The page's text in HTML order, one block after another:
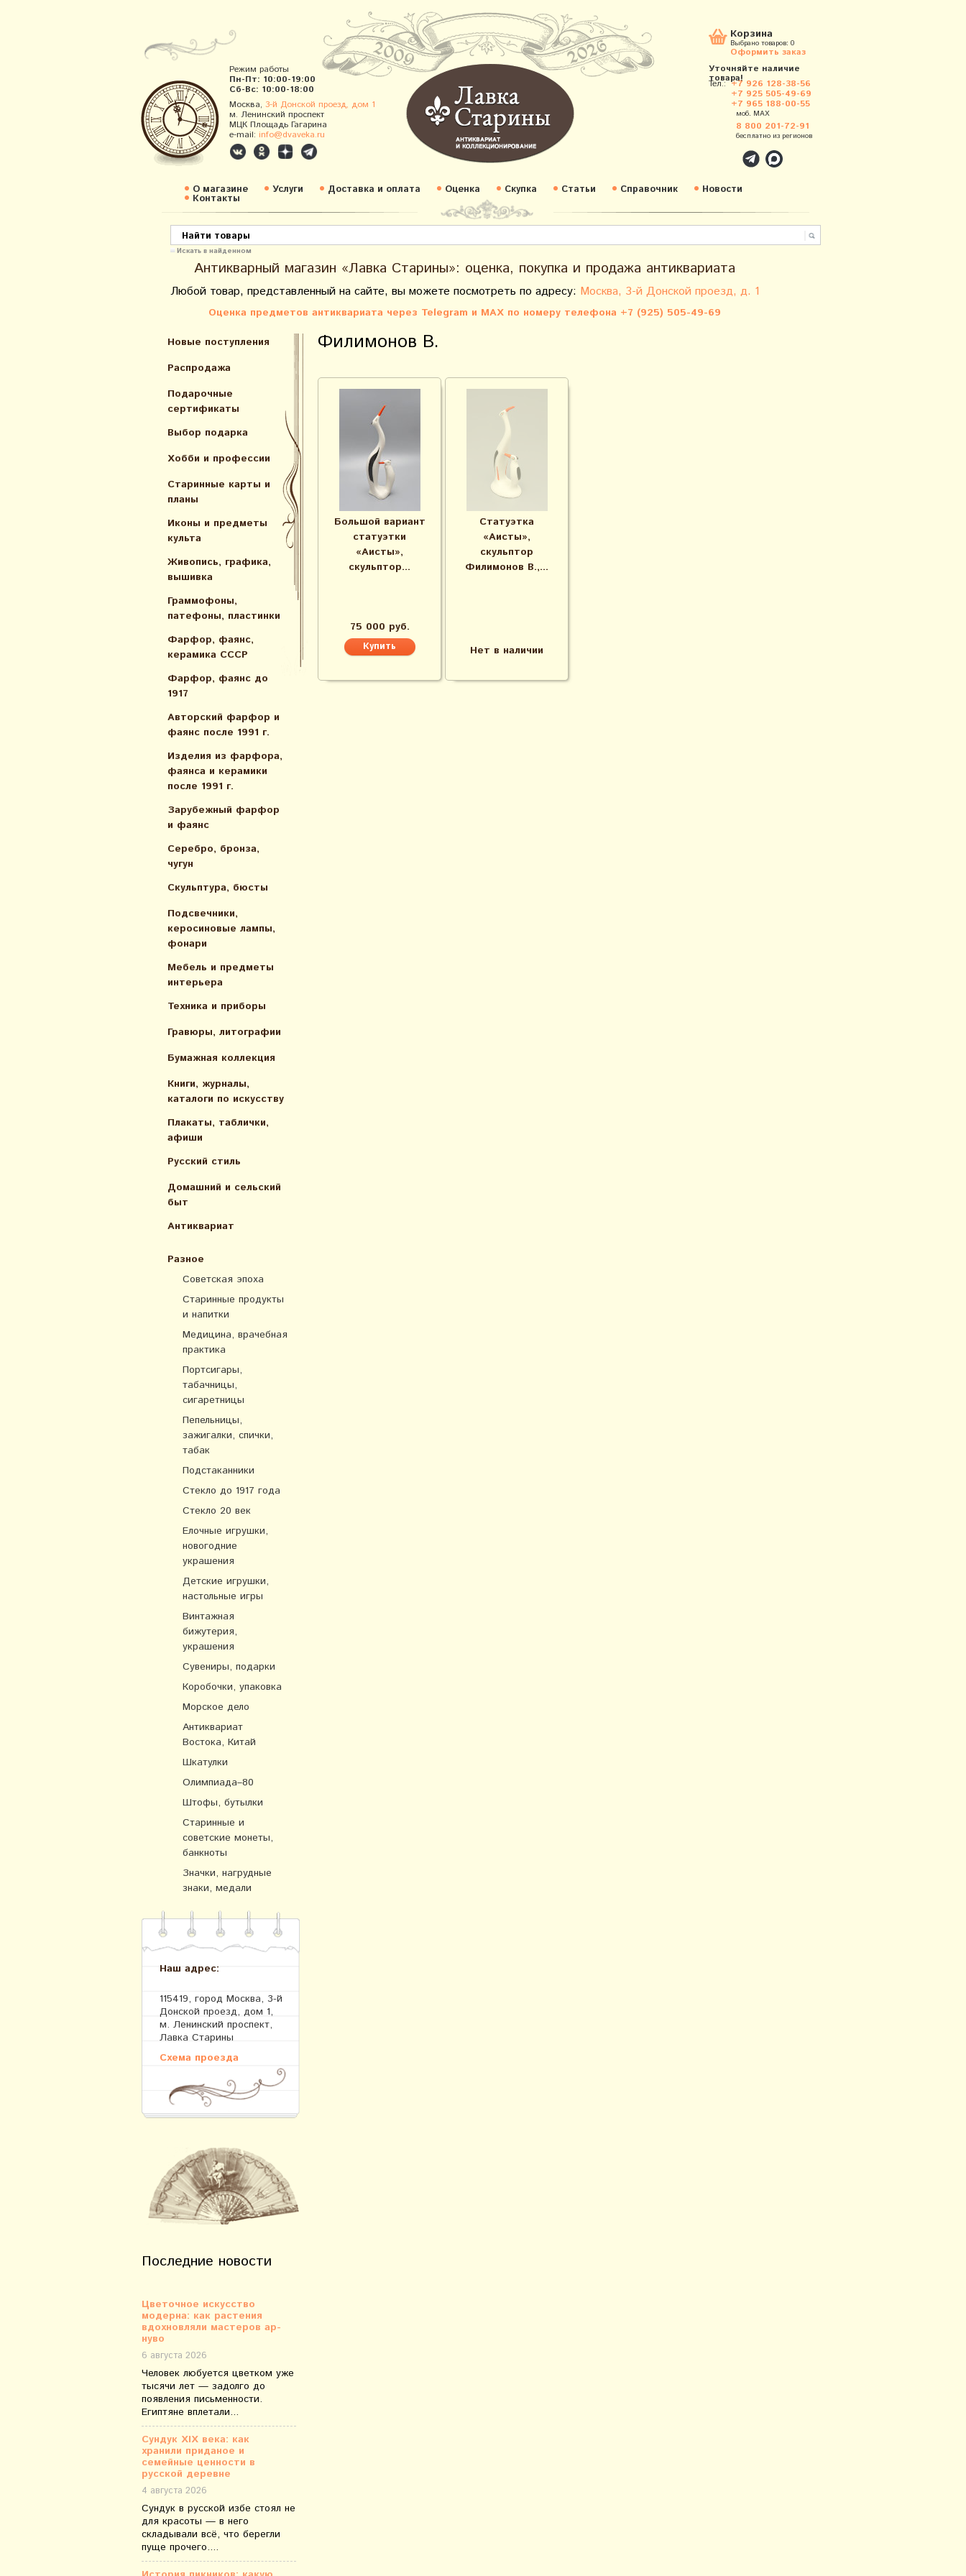
Режим работы
Пн-Пт: 10:00-19:00
Сб-Вс: 10:00-18:00
Москва, 3-й Донской проезд, дом 1
м. Ленинский проспект
МЦК Площадь Гагарина
e-mail: info@dvaveka.ru
Корзина
Выбрано товаров: 0
Оформить заказ
Уточняйте наличие
товара!
Тел.: +7 926 128-38-56
+7 925 505-49-69
+7 965 188-00-55
моб. MAX
8 800 201-72-91
бесплатно из регионов
О магазине Услуги Доставка и оплата Оценка Скупка Статьи Справочник Новости
Контакты
Искать в найденном
Антикварный магазин «Лавка Старины»: оценка, покупка и продажа антиквариата
Любой товар, представленный на сайте, вы можете посмотреть по адресу: Москва, 3-й Донской проезд, д. 1
Оценка предметов антиквариата через Telegram и MAX по номеру телефона +7 (925) 505-49-69
Новые поступления
Распродажа
Подарочные
сертификаты
Выбор подарка
Хобби и профессии
Старинные карты и
планы
Иконы и предметы
культа
Живопись, графика,
вышивка
Граммофоны,
патефоны, пластинки
Фарфор, фаянс,
керамика СССР
Фарфор, фаянс до
1917
Авторский фарфор и
фаянс после 1991 г.
Изделия из фарфора,
фаянса и керамики
после 1991 г.
Зарубежный фарфор
и фаянс
Серебро, бронза,
чугун
Скульптура, бюсты
Подсвечники,
керосиновые лампы,
фонари
Мебель и предметы
интерьера
Техника и приборы
Гравюры, литографии
Бумажная коллекция
Книги, журналы,
каталоги по искусcтву
Плакаты, таблички,
афиши
Русский стиль
Домашний и сельский
быт
Антиквариат
Разное
Советская эпоха
Старинные продукты
и напитки
Медицина, врачебная
практика
Портсигары,
табачницы,
сигаретницы
Пепельницы,
зажигалки, спички,
табак
Подстаканники
Стекло до 1917 года
Стекло 20 век
Елочные игрушки,
новогодние
украшения
Детские игрушки,
настольные игры
Винтажная
бижутерия,
украшения
Сувениры, подарки
Коробочки, упаковка
Морское дело
Антиквариат
Востока, Китай
Шкатулки
Олимпиада–80
Штофы, бутылки
Старинные и
советские монеты,
банкноты
Значки, нагрудные
знаки, медали
Наш адрес:
115419, город Москва, 3-й
Донской проезд, дом 1,
м. Ленинский проспект,
Лавка Старины
Схема проезда
Последние новости
Цветочное искусство
модерна: как растения
вдохновляли мастеров ар-
нуво
6 августа 2026
Человек любуется цветком уже
тысячи лет — задолго до
появления письменности.
Египтяне вплетали...
Сундук XIX века: как
хранили приданое и
семейные ценности в
русской деревне
4 августа 2026
Сундук в русской избе стоял не
для красоты — в него
складывали всё, что берегли
пуще прочего....
Филимонов В.
Большой вариант
статуэтки
«Аисты»,
скульптор...
75 000 руб.
Статуэтка
«Аисты»,
скульптор
Филимонов В.,...
Нет в наличии